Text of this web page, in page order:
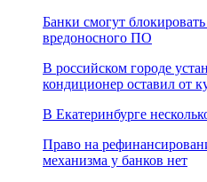
Банки смогут
вредоносного ПО
В российском городе
кондиционер оставил от
В Екатеринбурге
Право на
механизма у банков нет